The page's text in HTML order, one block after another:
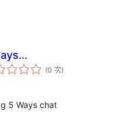
(0 次評
分)
5 Ways chat